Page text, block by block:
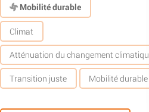
Mobilité durable
Climat
Atténuation du changement
Transition juste Mobilité durable